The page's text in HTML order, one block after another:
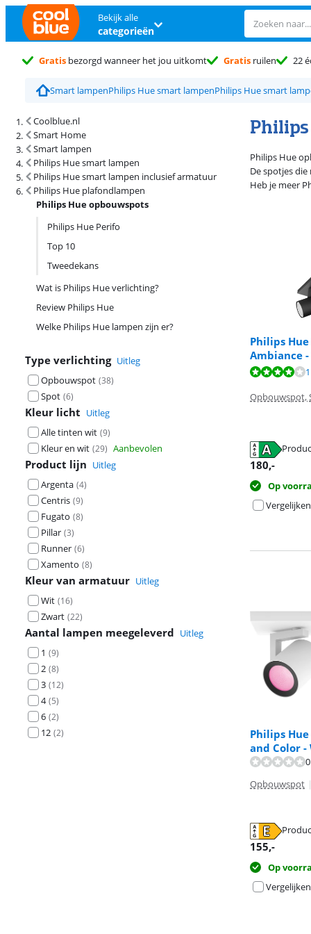
Bekijk alle
categorieën
Gratis bezorgd wanneer het jou uitkomt Gratis ruilen 22
Smart lampenPhilips Hue smart lampenPhilips Hue smart
Coolblue.nl
Smart Home
Smart lampen
Philips Hue smart lampen
Philips Hue smart lampen inclusief armatuur
Philips Hue plafondlampen
Philips Hue opbouwspots
Philips Hue Perifo
Top 10
Tweedekans
Wat is Philips Hue verlichting?
Review Philips Hue
Welke Philips Hue lampen zijn er?
Type verlichting Uitleg
Opbouwspot (38)
Spot (6)
Kleur licht Uitleg
Alle tinten wit (9)
Kleur en wit (29) Aanbevolen
Product lijn Uitleg
Argenta (4)
Centris (9)
Fugato (8)
Pillar (3)
Runner (6)
Xamento (8)
Kleur van armatuur Uitleg
Wit (16)
Zwart (22)
Aantal lampen meegeleverd Uitleg
1 (9)
2 (8)
3 (12)
4 (5)
6 (2)
12 (2)
Zoekresultaten en sortering
Philips Hue
De spotjes
Heb je meer
Philips
Ambiance
Beoordeling is
Opbouwspot,
opent in nieuw
180,-
Op
Vergelijken
opent in nieuw
Philips
and Color -
Opbouwspot |
opent in nieuw
155,-
Op
Vergelijken
Beoordeling is
opent in nieuw
Beoordeling is
opent in nieuw